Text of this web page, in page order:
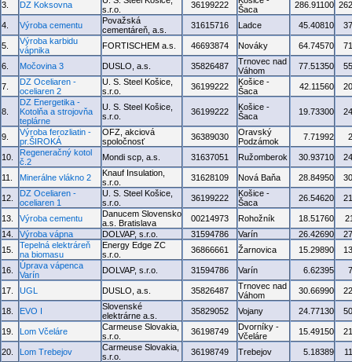
3. DZ Koksovna
s.r.o.
36199222
Šaca
286.91100
4. Výroba cementu
Považská
cementáreň, a.s.
31615716 Ladce 45.40810
5.
Výroba karbidu
vápnika
FORTISCHEM a.s. 46693874 Nováky 64.74570
6. Močovina 3 DUSLO, a.s. 35826487
Trnovec nad
Váhom
77.51350
7.
DZ Oceliaren -
oceliaren 2
U. S. Steel Košice,
s.r.o.
36199222
Košice -
Šaca
42.11560
8.
DZ Energetika -
Kotolňa a strojovňa
teplárne
U. S. Steel Košice,
s.r.o.
36199222
Košice -
Šaca
19.73300
9.
Výroba ferozliatin -
pr.ŠIROKÁ
OFZ, akciová
spoločnosť
36389030
Oravský
Podzámok
7.71992
10.
Regeneračný kotol
č.2
Mondi scp, a.s. 31637051 Ružomberok 30.93710
11. Minerálne vlákno 2
Knauf Insulation,
s.r.o.
31628109 Nová Baňa 28.84950
12.
DZ Oceliaren -
oceliaren 1
U. S. Steel Košice,
s.r.o.
36199222
Košice -
Šaca
26.54620
13. Výroba cementu
Danucem Slovensko
a.s. Bratislava
00214973 Rohožník 18.51760
14.
Výroba vápna DOLVAP, s.r.o. 31594786 Varín 26.42690
15.
Tepelná elektráreň
na biomasu
Energy Edge ZC
s.r.o.
36866661 Žarnovica 15.29890
16.
Úprava vápenca
Varín
DOLVAP, s.r.o. 31594786 Varín 6.62395
17. UGL DUSLO, a.s. 35826487
Trnovec nad
Váhom
30.66990
18. EVO I
Slovenské
elektrárne a.s.
35829052 Vojany 24.77130
19. Lom Včeláre
Carmeuse Slovakia,
s.r.o.
36198749
Dvorníky -
Včeláre
15.49150
20. Lom Trebejov
Carmeuse Slovakia,
s.r.o.
36198749 Trebejov 5.18389